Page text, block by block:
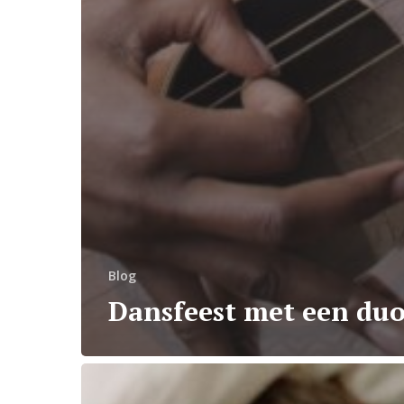
Blog
Dansfeest met een